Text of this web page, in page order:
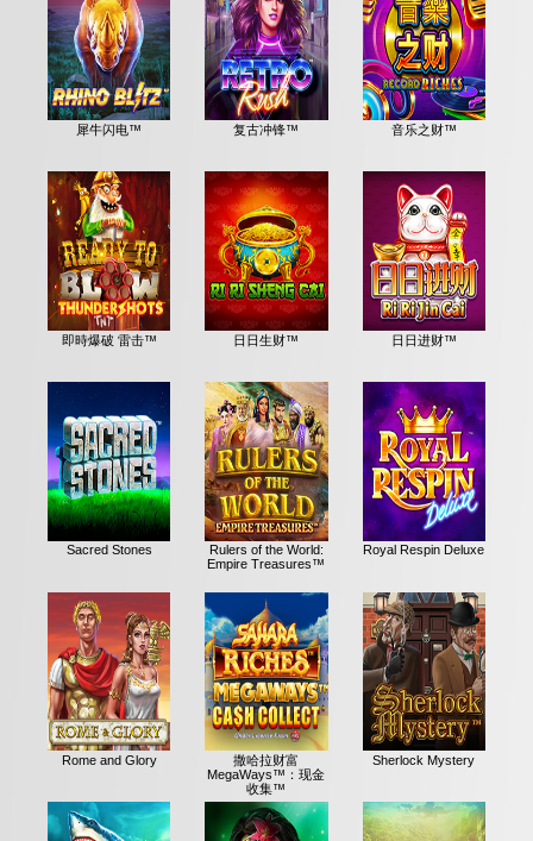
犀牛闪电™ 复古冲锋™ 音乐之财™
即時爆破 雷击™ 日日生财™ 日日进财™
Sacred Stones
Rulers of the World:
Empire Treasures™
Royal Respin Deluxe
Rome and Glory
撒哈拉财富
MegaWays™：现金
收集™
Sherlock Mystery